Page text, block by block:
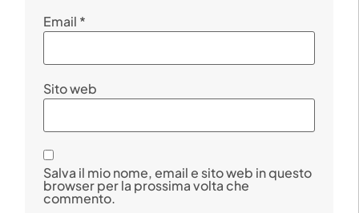
Email *
Sito web
Salva il mio nome, email e sito web in questo
browser per la prossima volta che
commento.